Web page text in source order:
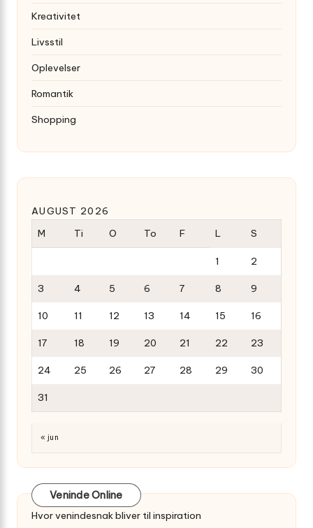
Kreativitet
Livsstil
Oplevelser
Romantik
Shopping
AUGUST 2026
M
Ti O To F L S
1 2
3 4 5 6 7 8 9
10 11 12 13 14 15 16
17 18 19 20 21 22 23
24 25 26 27 28 29 30
31
« jun
Veninde Online
Hvor venindesnak bliver til inspiration